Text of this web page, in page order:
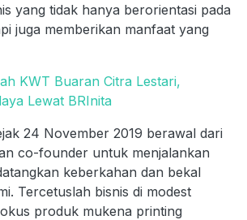
yang tidak hanya berorientasi pada
juga memberikan manfaat yang
KWT Buaran Citra Lestari,
Lewat BRInita
24 November 2019 berawal dari
co-founder untuk menjalankan
keberkahan dan bekal
Tercetuslah bisnis di modest
produk mukena printing